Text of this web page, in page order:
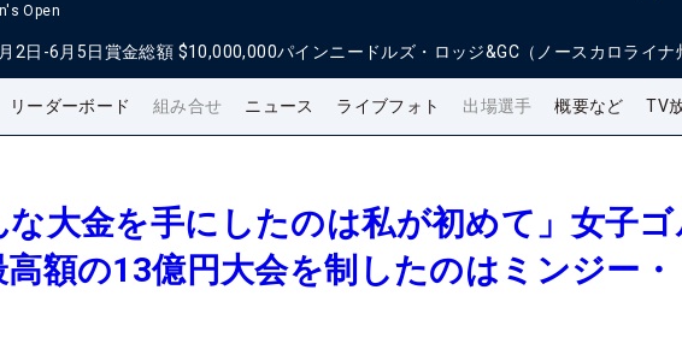
Open
2日-6月5日賞金総額 $10,000,000パインニードルズ・ロッジ&GC（ノースカロライナ
リーダーボード 組み合せ ニュース ライブフォト 出場選手 概要など TV
な大金を手にしたのは私が初めて」女子
高額の13億円大会を制したのはミンジー